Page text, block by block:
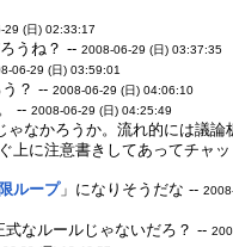
29 (日) 02:33:17
うね？ --2008-06-29 (日) 03:37:35
06-29 (日) 03:59:01
う？ --2008-06-29 (日) 04:06:10
--2008-06-29 (日) 04:25:49
ゃなかろうか。流れ的には議
に注意書きしてあってチャ
ループ」になりそうだな --
なルールじゃないだろ？ --